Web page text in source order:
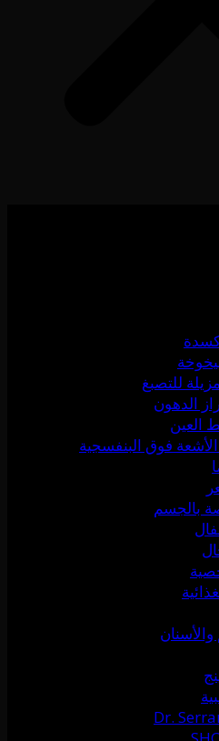
للتصبغ
الدهون
العين
فوق البنفسجية
بالجسم
والأسنان